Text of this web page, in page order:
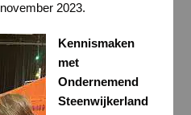
2023.
Kennismaken
met
Ondernemend
Steenwijkerland